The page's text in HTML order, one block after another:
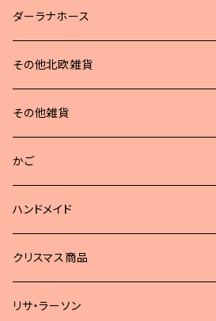
ダーラナホース
その他北欧雑貨
その他雑貨
かご
ハンドメイド
どうぶつブローチ
クリスマス商品
リサ・ラーソン